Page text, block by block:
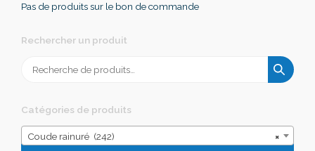
Pas de produits sur le bon de commande
Rechercher un produit
pour :
Catégories de produits
×
Coude rainuré (242)